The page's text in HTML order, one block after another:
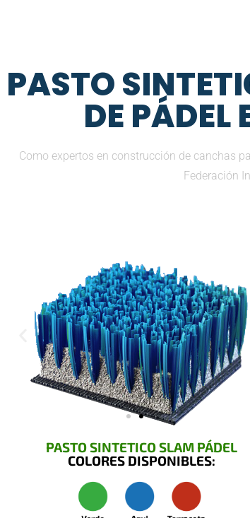
PASTO
DE PÁDEL
Como expertos en construcción de canchas
Federación
PASTO SINTETICO SLAM PÁDEL
COLORES DISPONIBLES: